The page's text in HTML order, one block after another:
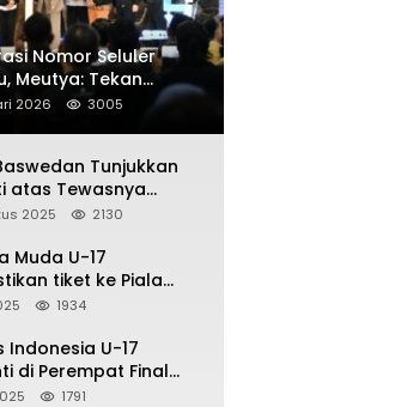
Nomor Seluler
Meutya: Tekan
Online
2026 3005
Tunjukkan
atas Tewasnya
Ojol dalam Aksi
2025 2130
Muda U-17
tiket ke Piala
Mencetak
1 di Piala Asia 2025
1934
Indonesia U-17
di Perempat Final
2025: Terkecoh
1791